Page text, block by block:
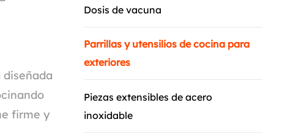
firme y
Dosis de vacuna
Parrillas y utensilios de cocina para
exteriores
Piezas extensibles de acero
inoxidable